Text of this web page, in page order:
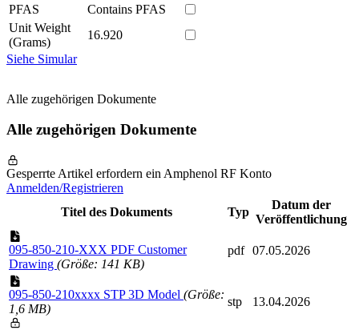
PFAS
Contains PFAS
Unit Weight
(Grams)
16.920
Siehe Simular
Alle zugehörigen Dokumente
Alle zugehörigen Dokumente
Gesperrte Artikel erfordern ein Amphenol RF Konto
Anmelden/Registrieren
Titel des Dokuments
Typ
Datum der
Veröffentlichung
095-850-210-XXX PDF Customer
Drawing (Größe: 141 KB)
pdf 07.05.2026
095-850-210xxxx STP 3D Model (Größe:
1,6 MB)
stp 13.04.2026